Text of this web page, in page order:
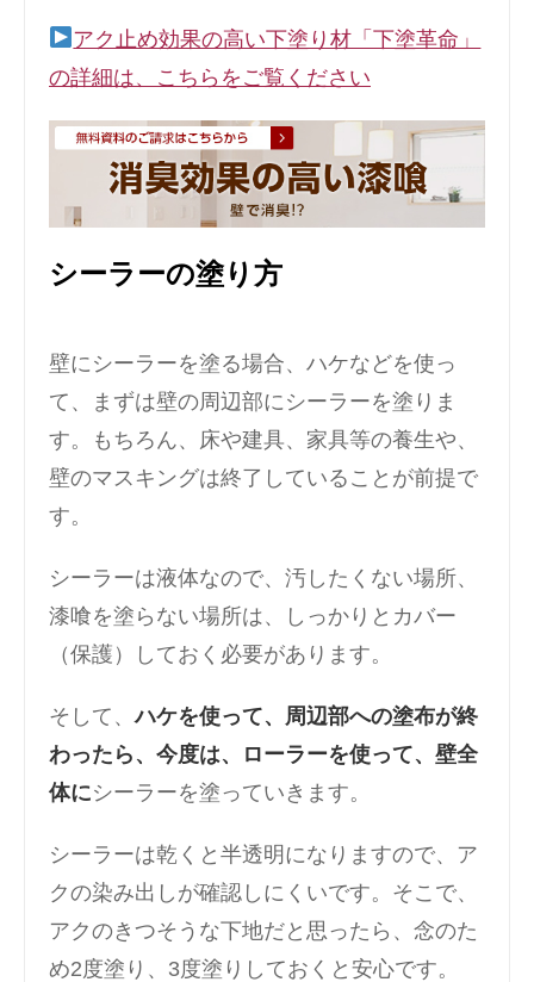
アク止め効果の高い下塗り材「下塗革命」
の詳細は、こちらをご覧ください
シーラーの塗り方
壁にシーラーを塗る場合、ハケなどを使っ
て、まずは壁の周辺部にシーラーを塗りま
す。もちろん、床や建具、家具等の養生や、
壁のマスキングは終了していることが前提で
す。
シーラーは液体なので、汚したくない場所、
漆喰を塗らない場所は、しっかりとカバー
（保護）しておく必要があります。
そして、ハケを使って、周辺部への塗布が終
わったら、今度は、ローラーを使って、壁全
体にシーラーを塗っていきます。
シーラーは乾くと半透明になりますので、ア
クの染み出しが確認しにくいです。そこで、
アクのきつそうな下地だと思ったら、念のた
め2度塗り、3度塗りしておくと安心です。